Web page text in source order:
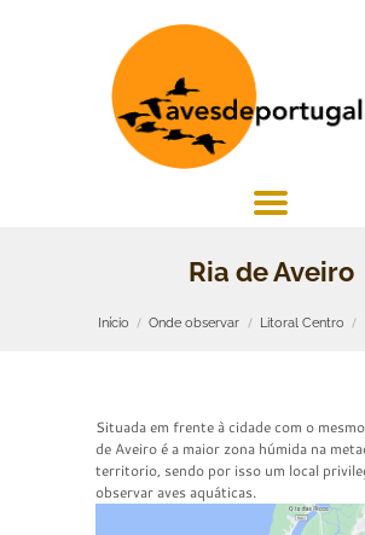
Ria de Aveiro
Início Onde observar Litoral Centro
Situada em frente à cidade com o
de Aveiro é a maior zona húmida na
territorio, sendo por isso um local
observar aves aquáticas.